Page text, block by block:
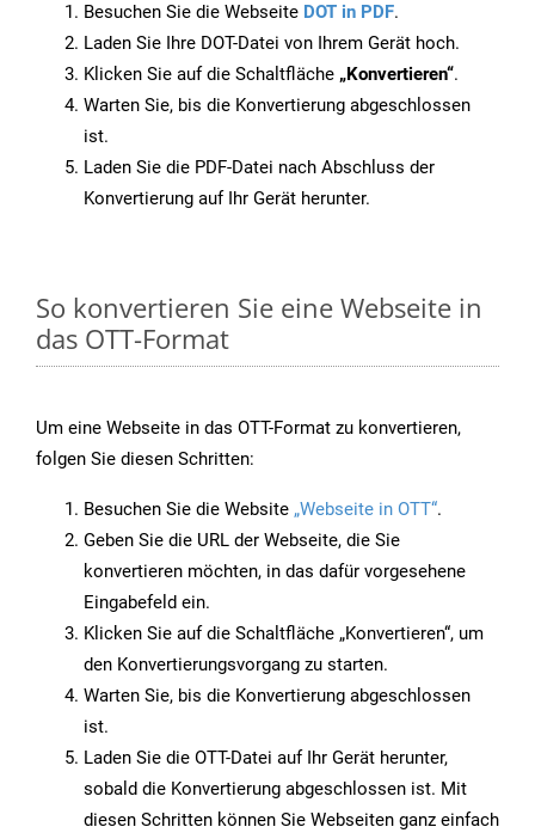
Besuchen Sie die Webseite DOT in PDF.
Laden Sie Ihre DOT-Datei von Ihrem Gerät hoch.
Klicken Sie auf die Schaltfläche „Konvertieren“.
Warten Sie, bis die Konvertierung abgeschlossen
ist.
Laden Sie die PDF-Datei nach Abschluss der
Konvertierung auf Ihr Gerät herunter.
So konvertieren Sie eine Webseite in
das OTT-Format
Um eine Webseite in das OTT-Format zu konvertieren,
folgen Sie diesen Schritten:
Besuchen Sie die Website „Webseite in OTT“.
Geben Sie die URL der Webseite, die Sie
konvertieren möchten, in das dafür vorgesehene
Eingabefeld ein.
Klicken Sie auf die Schaltfläche „Konvertieren“, um
den Konvertierungsvorgang zu starten.
Warten Sie, bis die Konvertierung abgeschlossen
ist.
Laden Sie die OTT-Datei auf Ihr Gerät herunter,
sobald die Konvertierung abgeschlossen ist. Mit
diesen Schritten können Sie Webseiten ganz einfach